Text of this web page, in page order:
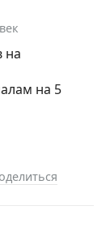
на
на 5